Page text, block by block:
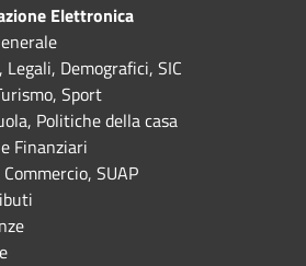
Elettronica
Demografici, SIC
Sport
Politiche della casa
Finanziari
SUAP